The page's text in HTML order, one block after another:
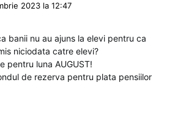
2023 la 12:47
banii nu au ajuns la elevi pentru ca
niciodata catre elevi?
pentru luna AUGUST!
de rezerva pentru plata pensiilor